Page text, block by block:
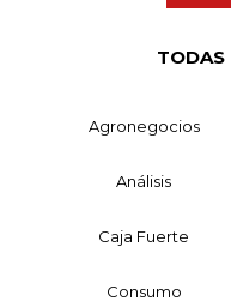
TODAS
Agronegocios
Análisis
Caja Fuerte
Consumo